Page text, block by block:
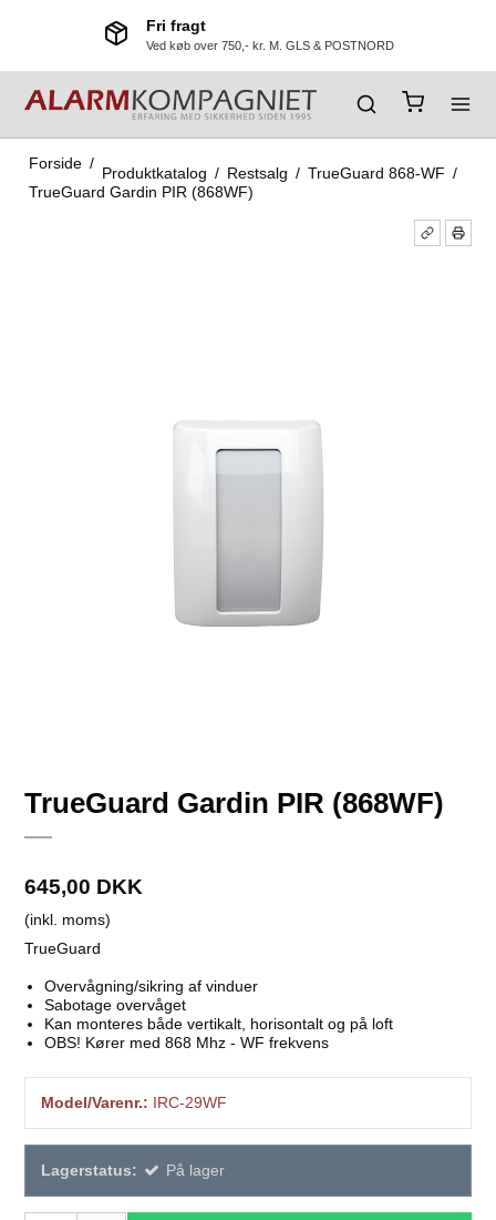
Fri fragt
Ved køb over 750,- kr. M. GLS & POSTNORD
Forside /
Produktkatalog / Restsalg / TrueGuard 868-WF /
TrueGuard Gardin PIR (868WF)
TrueGuard Gardin PIR (868WF)
645,00 DKK
(inkl. moms)
TrueGuard
Overvågning/sikring af vinduer
Sabotage overvåget
Kan monteres både vertikalt, horisontalt og på loft
OBS! Kører med 868 Mhz - WF frekvens
Model/Varenr.: IRC-29WF
Lagerstatus: På lager